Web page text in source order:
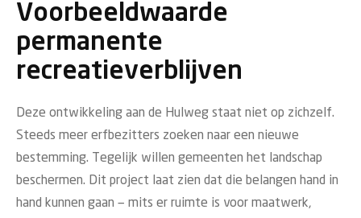
Voorbeeldwaarde
permanente
recreatieverblijven
Deze ontwikkeling aan de Hulweg staat niet op zichzelf.
Steeds meer erfbezitters zoeken naar een nieuwe
bestemming. Tegelijk willen gemeenten het landschap
beschermen. Dit project laat zien dat die belangen hand in
hand kunnen gaan — mits er ruimte is voor maatwerk,